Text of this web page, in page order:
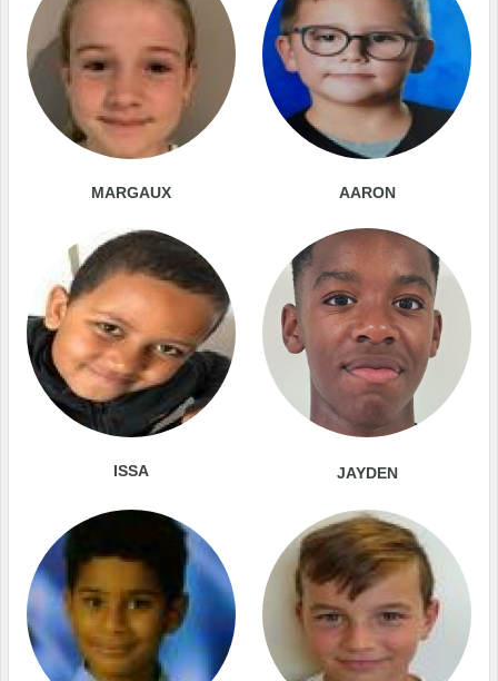
MARGAUX AARON
ISSA JAYDEN